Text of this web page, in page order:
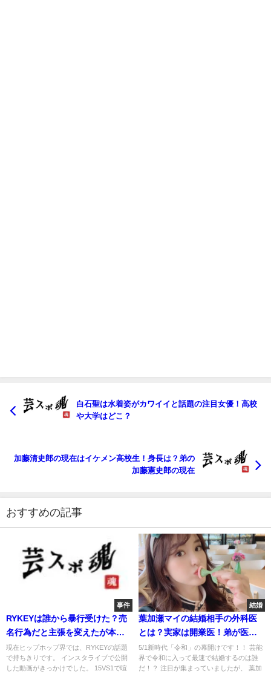
白石聖は水着姿がカワイイと話題の注目女優！高校
や大学はどこ？
加藤清史郎の現在はイケメン高校生！身長は？弟の
加藤憲史郎の現在
おすすめの記事
事件
RYKEYは誰から暴行受けた？売
名行為だと主張を変えたが本当
か？
現在ヒップホップ界では、RYKEYの話題
で持ちきりです。 インスタライブで公開
した動画がきっかけでした。 15VS1で喧
結婚
葉加瀬マイの結婚相手の外科医
とは？実家は開業医！弟が医学
部在学中！
5/1新時代「令和」の幕開けです！！ 芸能
界で令和に入って最速で結婚するのは誰
だ！？ 注目が集まっていましたが、 葉加